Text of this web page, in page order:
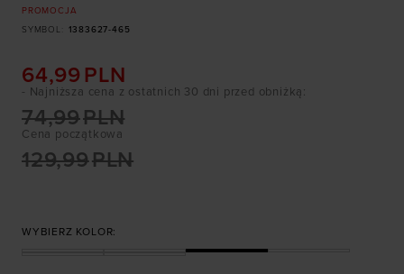
PROMOCJA
SYMBOL
1383627-465
64,99 PLN
Cena początkowa
129,99PLN
74,99PLN
- Najniższa cena z ostatnich 30 dni przed obniżką:
WYBIERZ KOLOR: